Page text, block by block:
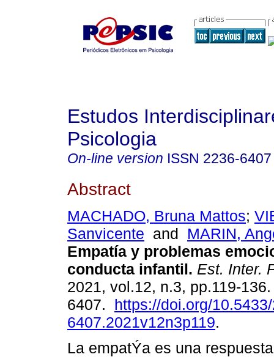
Estudos
Psicologia
On-line version ISSN 2236-6407
Abstract
MACHADO, Bruna Mattos;
Sanvicente and MARIN,
Empatía y problemas
conducta infantil. Est. Inter.
2021, vol.12, n.3, pp.119-
6407. https://doi.org/
6407.2021v12n3p119.
La empatÝa es una